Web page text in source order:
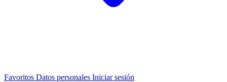
Favoritos Datos personales Iniciar sesión